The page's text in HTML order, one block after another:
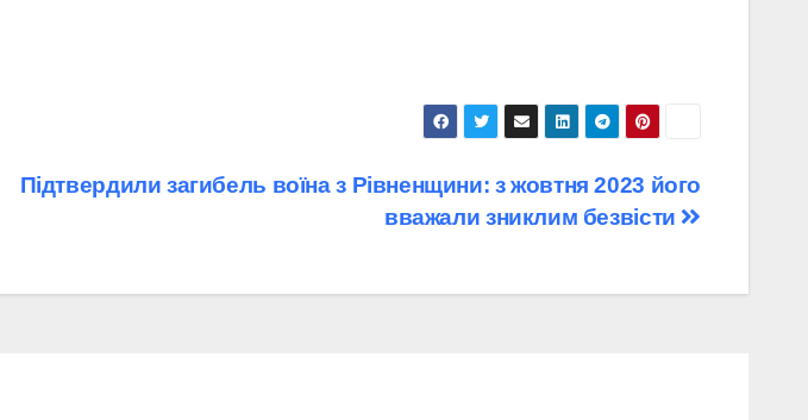
Підтвердили загибель воїна з Рівненщини: з жовтня 2023 його
вважали зниклим безвісти